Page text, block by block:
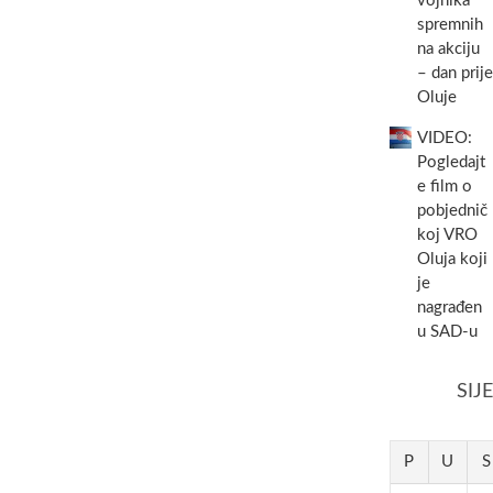
spremnih
na akciju
– dan prije
Oluje
VIDEO:
Pogledajt
e film o
pobjednič
koj VRO
Oluja koji
je
nagrađen
u SAD-u
P U S